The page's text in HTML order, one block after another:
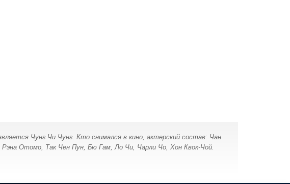
Чунг Чи Чунг. Кто снимался в кино, актерский состав: Чан
Отомо, Так Чен Пун, Бю Гам, Ло Чи, Чарли Чо, Хон Квок-Чой.